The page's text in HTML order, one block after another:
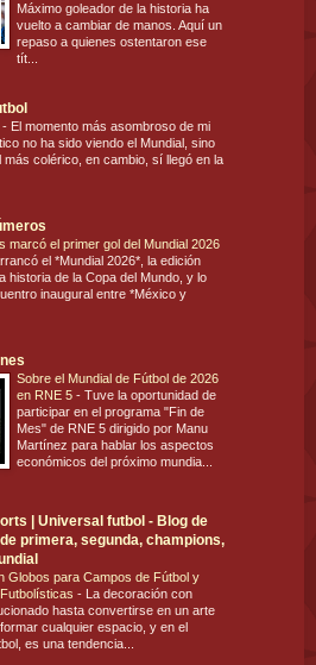
Máximo goleador de la historia ha
vuelto a cambiar de manos. Aquí un
repaso a quienes ostentaron ese
tít...
- El momento más asombroso de mi
no ha sido viendo el Mundial, sino
más colérico, en cambio, sí llegó en la
marcó el primer gol del Mundial 2026
el *Mundial 2026*, la edición
historia de la Copa del Mundo, y lo
inaugural entre *México y
Sobre el Mundial de Fútbol de 2026
en RNE 5 - Tuve la oportunidad de
participar en el programa "Fin de
Mes" de RNE 5 dirigido por Manu
Martínez para hablar los aspectos
económicos del próximo mundia...
| Universal futbol - Blog de
primera, segunda, champions,
Globos para Campos de Fútbol y
- La decoración con
hasta convertirse en un arte
cualquier espacio, y en el
es una tendencia...